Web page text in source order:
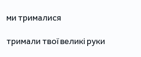
ми трималися
тримали твої великі руки